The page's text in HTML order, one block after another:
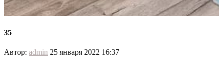
35
Автор: admin 25 января 2022 16:37